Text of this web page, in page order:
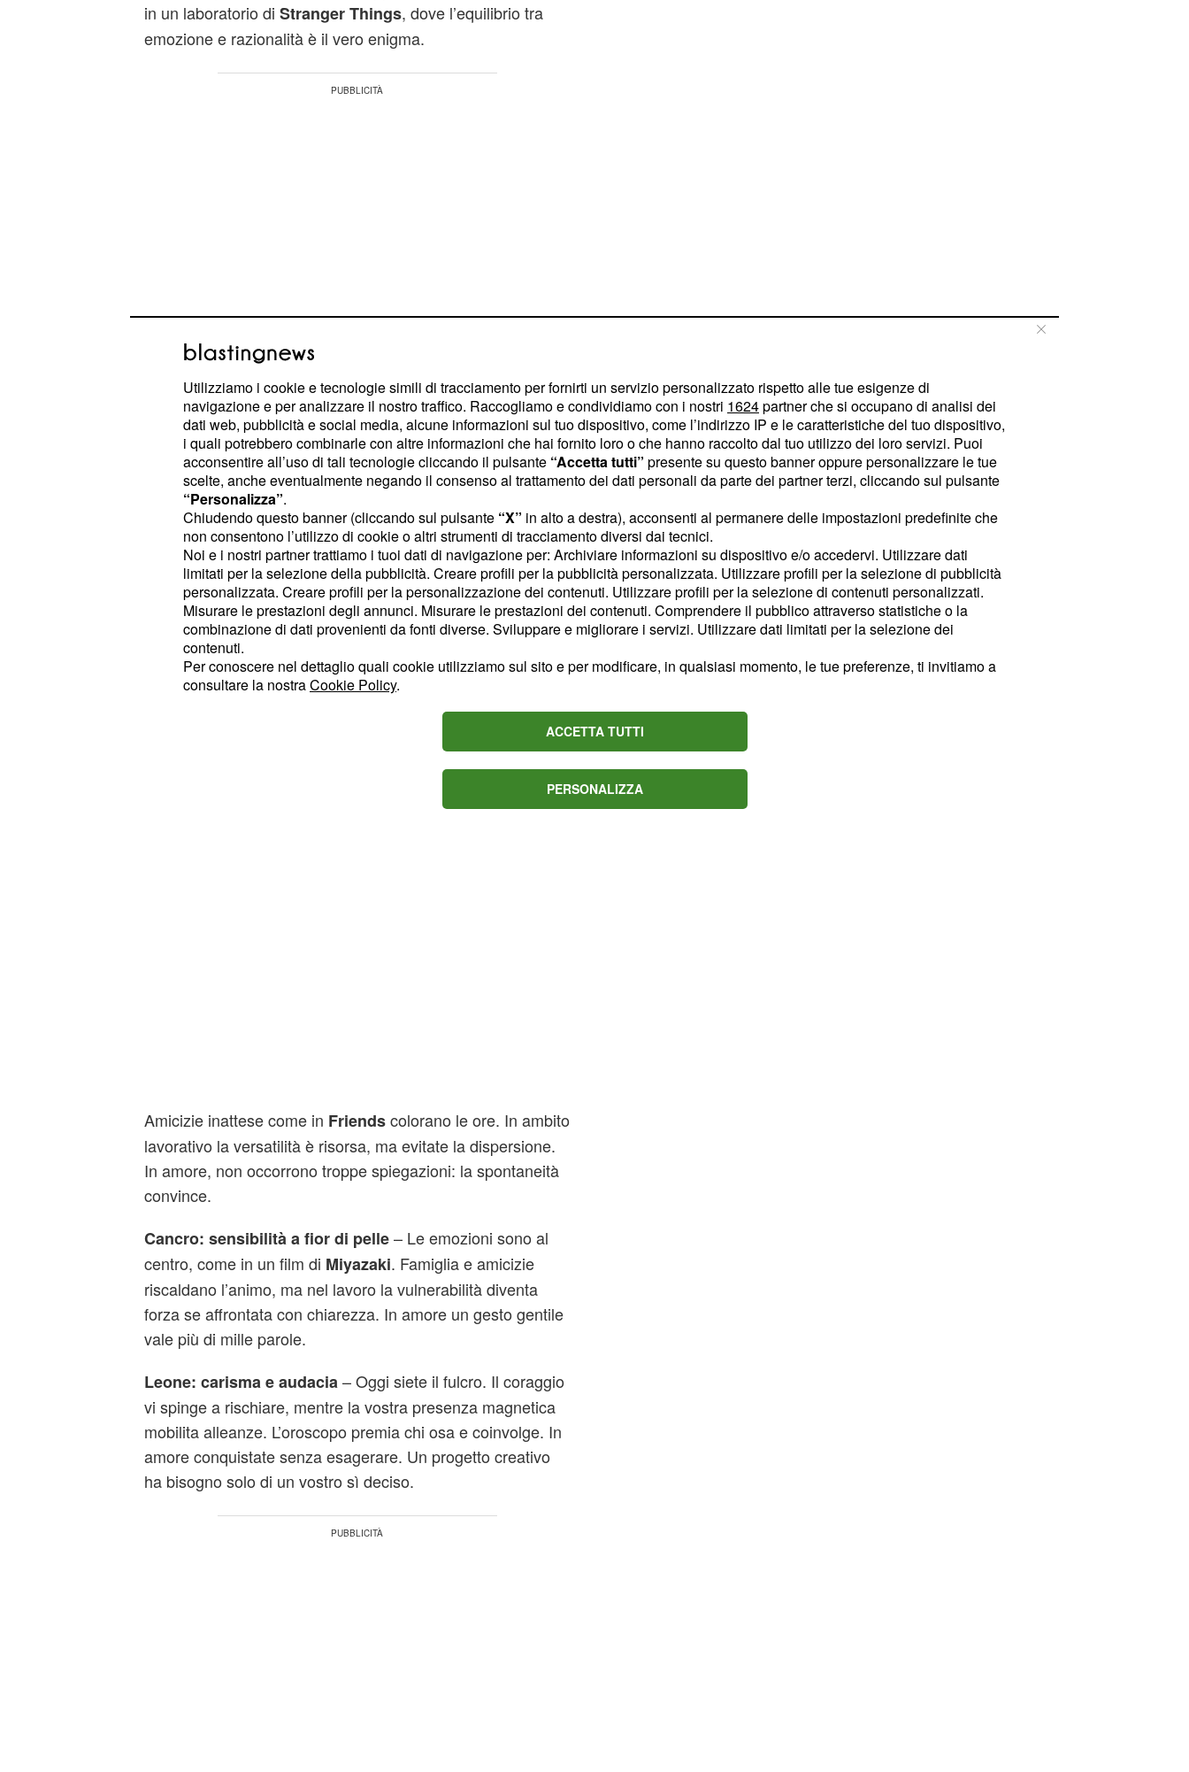
in un laboratorio di Stranger Things, dove l’equilibrio tra
emozione e razionalità è il vero enigma.
Oroscopo di martedì 17 febbraio:
energia, visione e determinazione
Ariete: scintille di impazienza– La vostra giornata ricorda
una puntata diDrive to Survive: tutto vi invita a muovervi in
fretta. Un'idea vincente può sbloccare situazioni complesse
sul lavoro, ma in amore serve ascolto. Meglio non forzare:
anche un pit stop può essere rivelatore.
Toro: sapienza nella routine– Il vostroOroscoposussurra
fermezza e affidabilità. Nel quotidiano emerge la forza di un
protagonista di
solidi gesti d'affetto. Sul lavoro la tenacia premia, pur senza
colpi di scena clamorosi.
Amicizie inattese come in Friendscolorano le ore. In ambito
lavorativo la versatilità è risorsa, ma evitate la dispersione.
In amore, non occorrono troppe spiegazioni: la spontaneità
convince.
Cancro: sensibilità a fior di pelle– Le emozioni sono al
centro, come in un film di Miyazaki. Famiglia e amicizie
riscaldano l’animo, ma nel lavoro la vulnerabilità diventa
forza se affrontata con chiarezza. In amore un gesto gentile
vale più di mille parole.
Leone: carisma e audacia – Oggi siete il fulcro. Il coraggio
vi spinge a rischiare, mentre la vostra presenza magnetica
mobilita alleanze. L’oroscopo premia chi osa e coinvolge. In
amore conquistate senza esagerare. Un progetto creativo
ha bisogno solo di un vostro sì deciso.
Utilizziamo i cookie e tecnologie simili di tracciamento per fornirti un servizio personalizzato rispetto alle tue esigenze di
navigazione e per analizzare il nostro traffico. Raccogliamo e condividiamo con i nostri 1624partner che si occupano di analisi dei
dati web, pubblicità e social media, alcune informazioni sul tuo dispositivo, come l’indirizzo IP e le caratteristiche del tuo dispositivo,
i quali potrebbero combinarle con altre informazioni che hai fornito loro o che hanno raccolto dal tuo utilizzo dei loro servizi. Puoi
acconsentire all’uso di tali tecnologie cliccando il pulsante “Accetta tutti” presente su questo banner oppure personalizzare le tue
scelte, anche eventualmente negando il consenso al trattamento dei dati personali da parte dei partner terzi, cliccando sul pulsante
“Personalizza”.
Chiudendo questo banner (cliccando sul pulsante “X” in alto a destra), acconsenti al permanere delle impostazioni predefinite che
non consentono l’utilizzo di cookie o altri strumenti di tracciamento diversi dai tecnici.
Noi e i nostri partner trattiamo i tuoi dati di navigazione per: Archiviare informazioni su dispositivo e/o accedervi. Utilizzare dati
limitati per la selezione della pubblicità. Creare profili per la pubblicità personalizzata. Utilizzare profili per la selezione di pubblicità
personalizzata. Creare profili per la personalizzazione dei contenuti. Utilizzare profili per la selezione di contenuti personalizzati.
Misurare le prestazioni degli annunci. Misurare le prestazioni dei contenuti. Comprendere il pubblico attraverso statistiche o la
combinazione di dati provenienti da fonti diverse. Sviluppare e migliorare i servizi. Utilizzare dati limitati per la selezione dei
contenuti.
Per conoscere nel dettaglio quali cookie utilizziamo sul sito e per modificare, in qualsiasi momento, le tue preferenze, ti invitiamo a
consultare la nostraCookie Policy.
ACCETTA TUTTI
PERSONALIZZA